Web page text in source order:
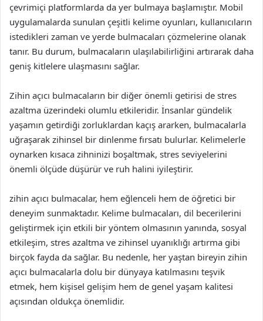
çevrimiçi platformlarda da yer bulmaya başlamıştır. Mobil
uygulamalarda sunulan çeşitli kelime oyunları, kullanıcıların
istedikleri zaman ve yerde bulmacaları çözmelerine olanak
tanır. Bu durum, bulmacaların ulaşılabilirliğini artırarak daha
geniş kitlelere ulaşmasını sağlar.
Zihin açıcı bulmacaların bir diğer önemli getirisi de stres
azaltma üzerindeki olumlu etkileridir. İnsanlar gündelik
yaşamın getirdiği zorluklardan kaçış ararken, bulmacalarla
uğraşarak zihinsel bir dinlenme fırsatı bulurlar. Kelimelerle
oynarken kısaca zihninizi boşaltmak, stres seviyelerini
önemli ölçüde düşürür ve ruh halini iyileştirir.
zihin açıcı bulmacalar, hem eğlenceli hem de öğretici bir
deneyim sunmaktadır. Kelime bulmacaları, dil becerilerini
geliştirmek için etkili bir yöntem olmasının yanında, sosyal
etkileşim, stres azaltma ve zihinsel uyanıklığı artırma gibi
birçok fayda da sağlar. Bu nedenle, her yaştan bireyin zihin
açıcı bulmacalarla dolu bir dünyaya katılmasını teşvik
etmek, hem kişisel gelişim hem de genel yaşam kalitesi
açısından oldukça önemlidir.